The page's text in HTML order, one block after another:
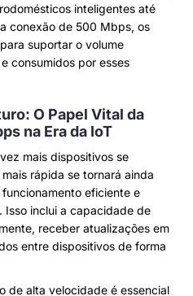
inteligentes até
conexão de 500 Mbps, os
suportar o volume
consumidos por esses
O Papel Vital da
na Era da IoT
mais dispositivos se
rápida se tornará ainda
eficiente e
Isso inclui a capacidade de
receber atualizações em
entre dispositivos de forma
de alta velocidade é essencial